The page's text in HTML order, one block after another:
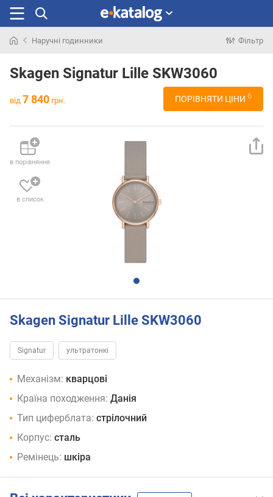
раніше
Наручні годинники Фільтр
Skagen Signatur Lille SKW3060
від 7 840 грн. ПОРІВНЯТИ ЦІНИ 6
в порівняння
в список
Skagen Signatur Lille SKW3060
Signatur ультратонкі
Механізм: кварцові
Країна походження: Данія
Тип циферблата: стрілочний
Корпус: сталь
Ремінець: шкіра